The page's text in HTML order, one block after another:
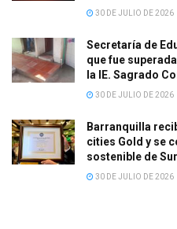
30 DE JULIO DE 2026
Secretaría de
que fue
la IE. Sagrado
30 DE JULIO DE 2026
Barranquilla
cities Gold y se
sostenible de
30 DE JULIO DE 2026